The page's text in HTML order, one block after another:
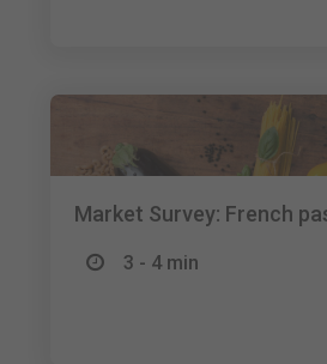
Market Survey: French
3 - 4 min